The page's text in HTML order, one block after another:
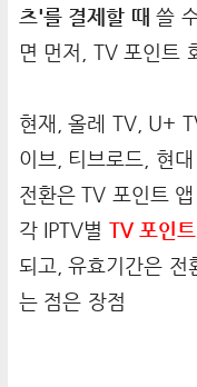
츠'를 결제할 때 쓸
면 먼저, TV 포인트
현재, 올레 TV, U+
이브, 티브로드, 현
전환은 TV 포인트
각 IPTV별 TV 포인
되고, 유효기간은 전
는 점은 장점